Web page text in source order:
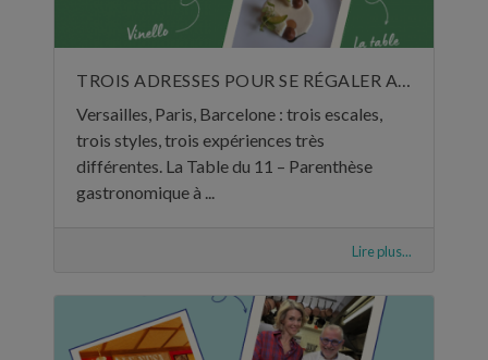
TROIS ADRESSES POUR SE RÉGALER AU MOIS DE JUIN
Versailles, Paris, Barcelone : trois escales,
trois styles, trois expériences très
différentes. La Table du 11 – Parenthèse
gastronomique à ...
Lire plus...